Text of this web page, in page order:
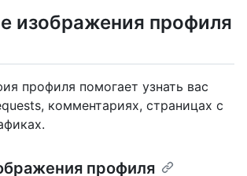
изображения профиля
профиля помогает узнать вас
комментариях, страницах с
профиля